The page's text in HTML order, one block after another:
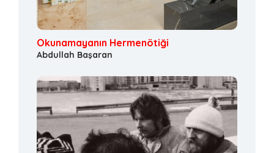
Okunamayanın Hermenötiği
Abdullah Başaran